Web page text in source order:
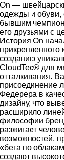
On —
одежды и обуви,
бывшим
его друзьями с
История On
прикрепленного
созданию
CloudTec® для
отталкивания.
присоединение
Федерера в
дизайну, что
расширило
философии
разжигает
возможностей,
«бега по
создают